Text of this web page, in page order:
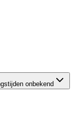
onbekend